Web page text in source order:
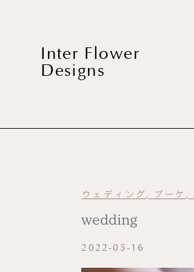
Inter Flower
Designs
ウェディング , ブーケ ,
wedding
2022-05-16